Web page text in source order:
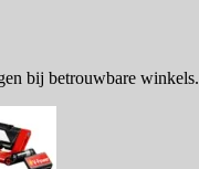
bij betrouwbare winkels.